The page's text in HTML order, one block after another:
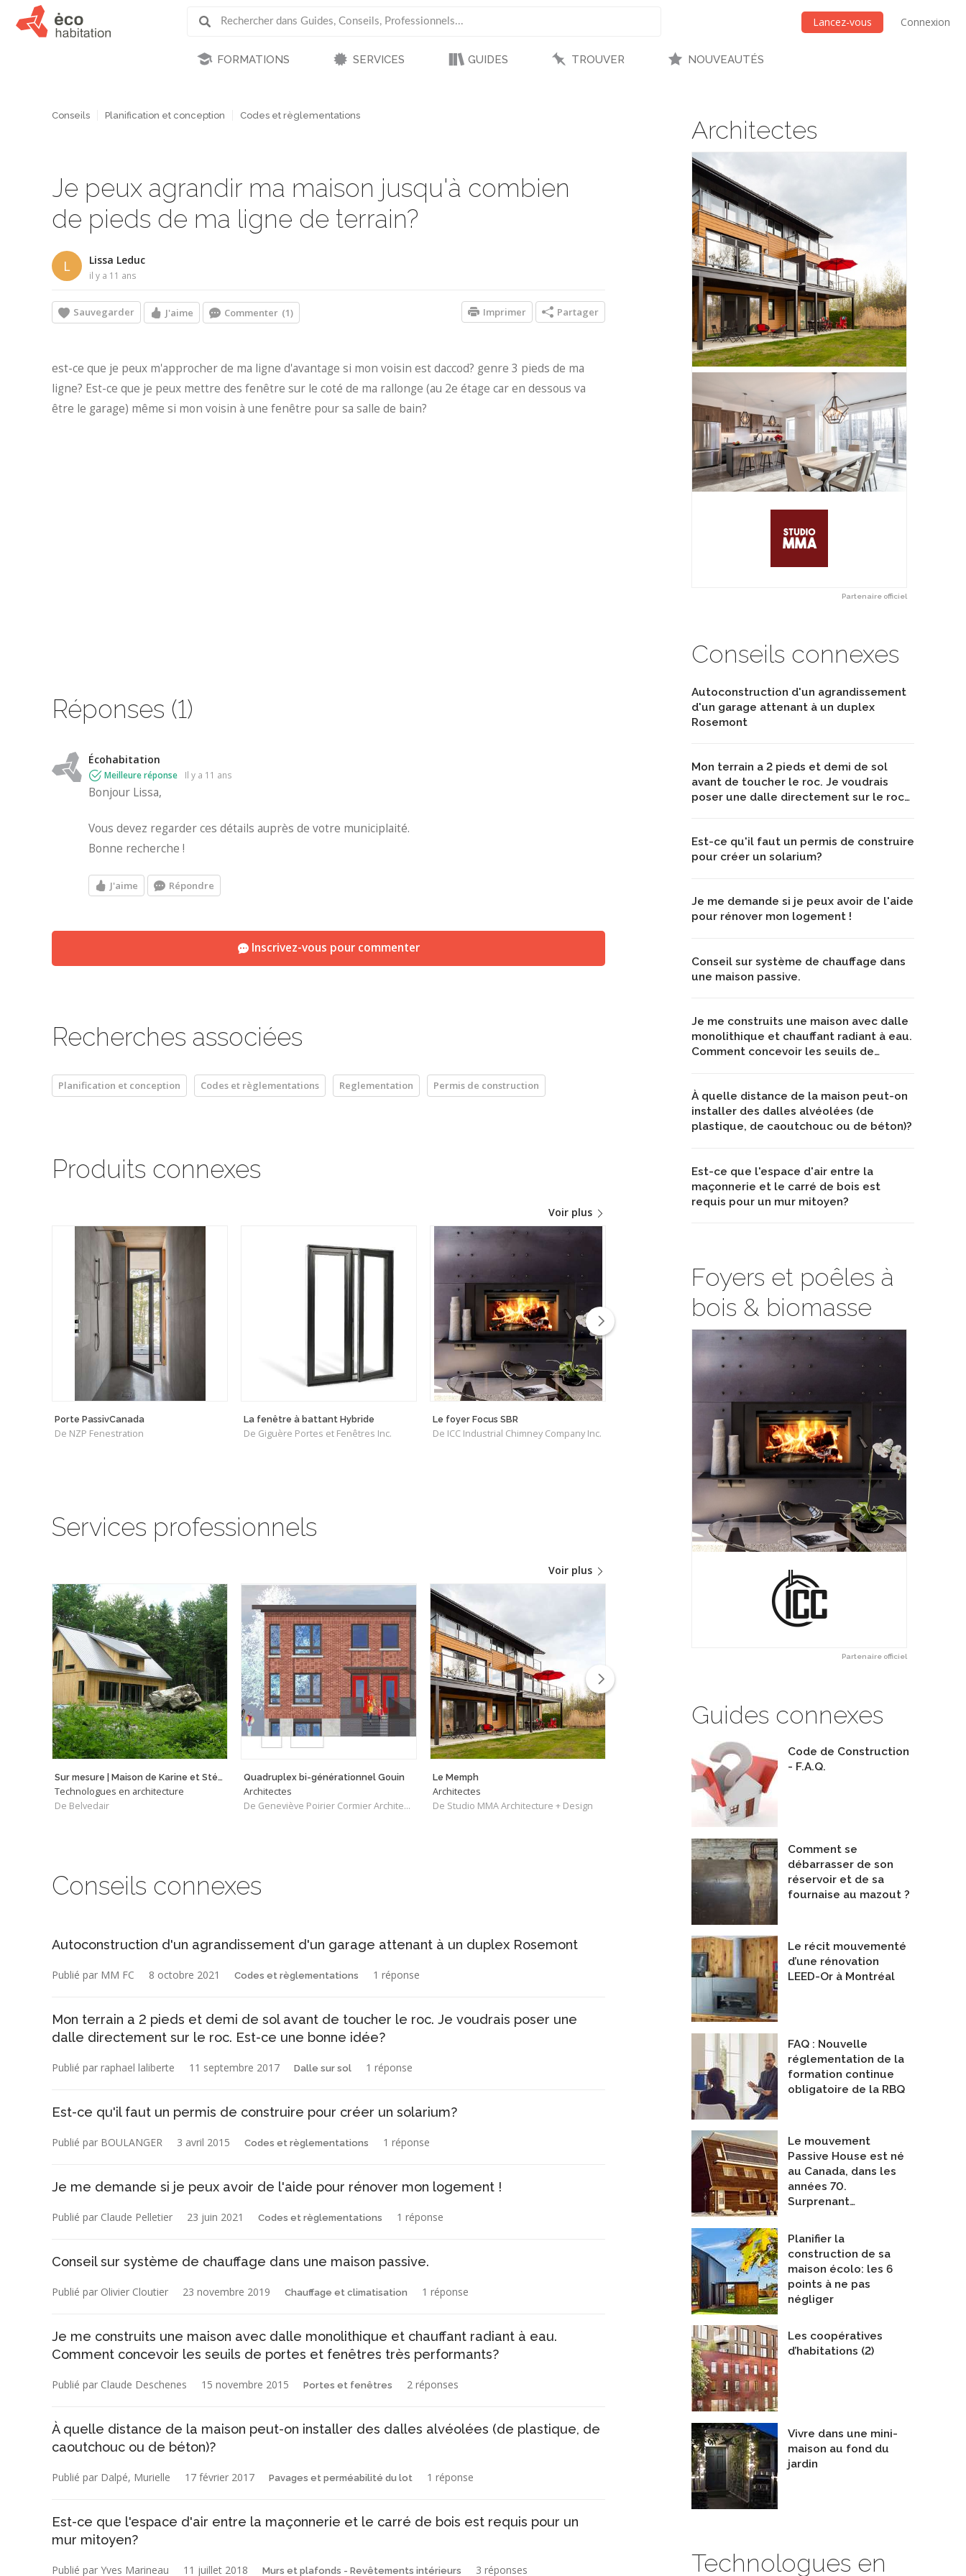
Lancez-vous Connexion
FORMATIONS SERVICES GUIDES TROUVER NOUVEAUTÉS
Architectes
Partenaire officiel
Conseils connexes
Autoconstruction d'un agrandissement
d'un garage attenant à un duplex
Rosemont
Mon terrain a 2 pieds et demi de sol
avant de toucher le roc. Je voudrais
poser une dalle directement sur le roc…
Est-ce qu'il faut un permis de construire
pour créer un solarium?
Je me demande si je peux avoir de l'aide
pour rénover mon logement !
Conseil sur système de chauffage dans
une maison passive.
Je me construits une maison avec dalle
monolithique et chauffant radiant à eau.
Comment concevoir les seuils de…
À quelle distance de la maison peut-on
installer des dalles alvéolées (de
plastique, de caoutchouc ou de béton)?
Est-ce que l'espace d'air entre la
maçonnerie et le carré de bois est
requis pour un mur mitoyen?
Foyers et poêles à
bois & biomasse
Partenaire officiel
Guides connexes
Code de Construction
- F.A.Q.
Comment se
débarrasser de son
réservoir et de sa
fournaise au mazout ?
Le récit mouvementé
d’une rénovation
LEED-Or à Montréal
FAQ : Nouvelle
réglementation de la
formation continue
obligatoire de la RBQ
Le mouvement
Passive House est né
au Canada, dans les
années 70.
Surprenant…
Planifier la
construction de sa
maison écolo: les 6
points à ne pas
négliger
Les coopératives
d’habitations (2)
Vivre dans une mini-
maison au fond du
jardin
Technologues en
Conseils Planification et conception Codes et règlementations
Je peux agrandir ma maison jusqu'à combien
de pieds de ma ligne de terrain?
L Lissa Leduc
il y a 11 ans
Sauvegarder J'aime Commenter (1) Partager
Imprimer
est-ce que je peux m'approcher de ma ligne d'avantage si mon voisin est daccod? genre 3 pieds de ma
ligne? Est-ce que je peux mettre des fenêtre sur le coté de ma rallonge (au 2e étage car en dessous va
être le garage) même si mon voisin à une fenêtre pour sa salle de bain?
Réponses (1)
Écohabitation
Meilleure réponse il y a 11 ans
Bonjour Lissa,
Vous devez regarder ces détails auprès de votre municiplaité.
Bonne recherche !
J'aime Répondre
Inscrivez-vous pour commenter
Recherches associées
Planification et conception Codes et règlementations Reglementation Permis de construction
Produits connexes
Voir plus
Porte PassivCanada
De NZP Fenestration
La fenêtre à battant Hybride
De Giguère Portes et Fenêtres Inc.
Le foyer Focus SBR
De ICC Industrial Chimney Company Inc.
VENTO EXPERT A30-1 W Double
ventilateur
De ProDuctAir
Services professionnels
Voir plus
Sur mesure | Maison de Karine et Stéphan
Technologues en architecture
De Belvedair
Quadruplex bi-générationnel Gouin
Architectes
De Geneviève Poirier Cormier Architecte
Le Memph
Architectes
De Studio MMA Architecture + Design
Architecture Créative Équilibrée
Technologues en architecture
Conseils connexes
Autoconstruction d'un agrandissement d'un garage attenant à un duplex Rosemont
Publié par MM FC 8 octobre 2021 Codes et règlementations 1 réponse
Mon terrain a 2 pieds et demi de sol avant de toucher le roc. Je voudrais poser une
dalle directement sur le roc. Est-ce une bonne idée?
Publié par raphael laliberte 11 septembre 2017 Dalle sur sol 1 réponse
Est-ce qu'il faut un permis de construire pour créer un solarium?
Publié par BOULANGER 3 avril 2015 Codes et règlementations 1 réponse
Je me demande si je peux avoir de l'aide pour rénover mon logement !
Publié par Claude Pelletier 23 juin 2021 Codes et règlementations 1 réponse
Conseil sur système de chauffage dans une maison passive.
Publié par Olivier Cloutier 23 novembre 2019 Chauffage et climatisation 1 réponse
Je me construits une maison avec dalle monolithique et chauffant radiant à eau.
Comment concevoir les seuils de portes et fenêtres très performants?
Publié par Claude Deschenes 15 novembre 2015 Portes et fenêtres 2 réponses
À quelle distance de la maison peut-on installer des dalles alvéolées (de plastique, de
caoutchouc ou de béton)?
Publié par Dalpé, Murielle 17 février 2017 Pavages et perméabilité du lot 1 réponse
Est-ce que l'espace d'air entre la maçonnerie et le carré de bois est requis pour un
mur mitoyen?
Publié par Yves Marineau 11 juillet 2018 Murs et plafonds - Revêtements intérieurs 3 réponses